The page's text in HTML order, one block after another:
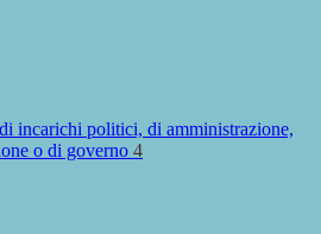
incarichi politici, di amministrazione,
o di governo 4